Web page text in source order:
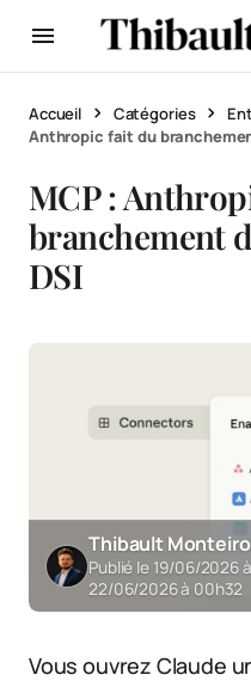
Accueil Catégories
Anthropic fait du
MCP :
branchement
DSI
Thibault Monteiro
Publié le 19/06/2026
22/06/2026 à 00h32
Vous ouvrez Claude